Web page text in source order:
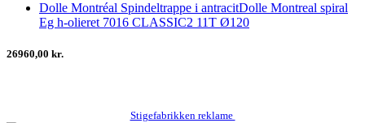
Dolle Montréal Spindeltrappe i antracitDolle Montreal spiral
Eg h-olieret 7016 CLASSIC2 11T Ø120
26960,00 kr.
Stigefabrikken reklame